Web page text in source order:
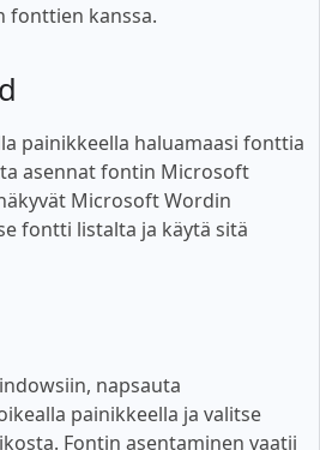
fonttien kanssa.
painikkeella haluamaasi fonttia
asennat fontin Microsoft
Microsoft Wordin
fontti listalta ja käytä sitä
napsauta
painikkeella ja valitse
Fontin asentaminen vaatii